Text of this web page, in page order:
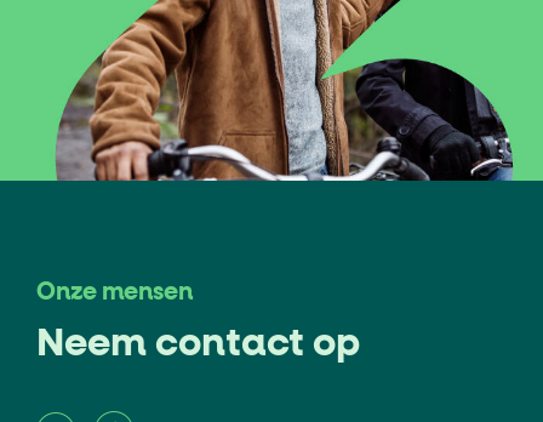
Onze mensen
Neem contact op